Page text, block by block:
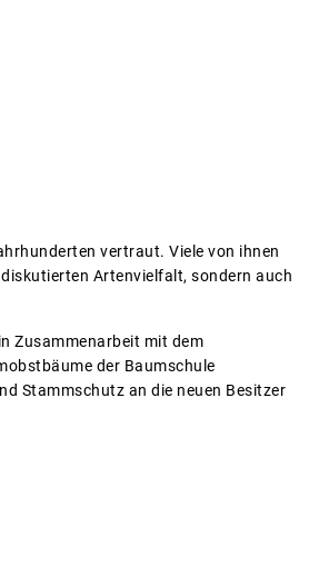
vertraut. Viele von ihnen
Artenvielfalt, sondern auch
Zusammenarbeit mit dem
der Baumschule
Stammschutz an die neuen Besitzer